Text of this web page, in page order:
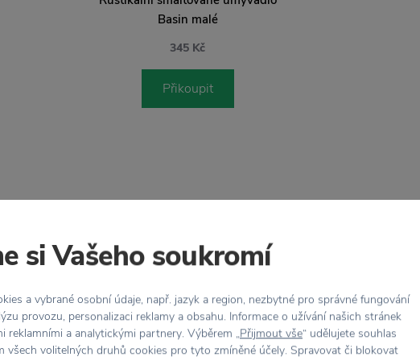
Kč
do 30 dnů
Vlastnosti
Basin malé
345 Kč
Přikoupit
si Vašeho soukromí
a vybrané osobní údaje, např. jazyk a region, nezbytné pro správné fungování
provozu, personalizaci reklamy a obsahu. Informace o užívání našich stránek
reklamními a analytickými partnery. Výběrem „Přijmout vše“ udělujete souhlas
všech volitelných druhů cookies pro tyto zmíněné účely. Spravovat či blokovat